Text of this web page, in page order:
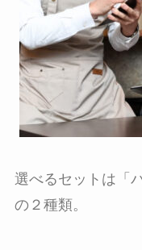
選べるセットは「
の２種類。